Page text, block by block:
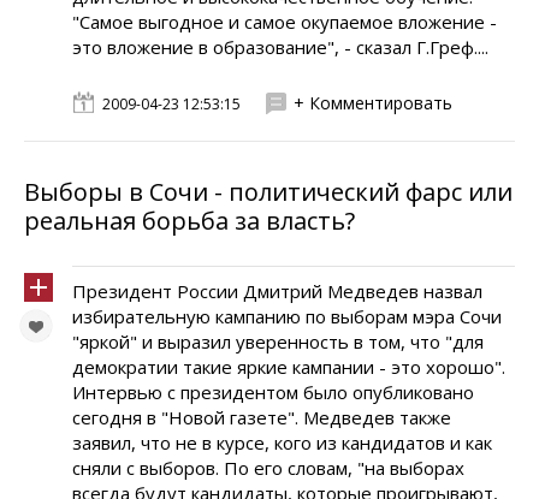
"Самое выгодное и самое окупаемое вложение -
это вложение в образование", - сказал Г.Греф....
2009-04-23 12:53:15 + Комментировать
Выборы в Сочи - политический фарс или
реальная борьба за власть?
Президент России Дмитрий Медведев назвал
избирательную кампанию по выборам мэра Сочи
"яркой" и выразил уверенность в том, что "для
демократии такие яркие кампании - это хорошо".
Интервью с президентом было опубликовано
сегодня в "Новой газете". Медведев также
заявил, что не в курсе, кого из кандидатов и как
сняли с выборов. По его словам, "на выборах
всегда будут кандидаты, которые проигрывают,